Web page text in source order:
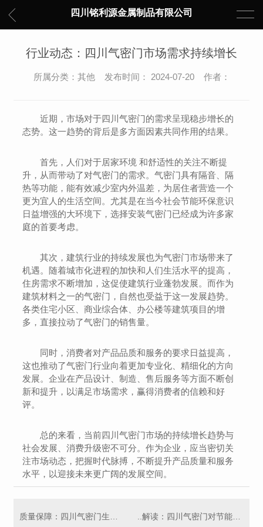
四川铭利源金属制品有限公司
行业动态：四川气密门市场需求持续增长
所属分类：其他 发布时间： 2024-07-20 作者：
近期，市场对于四川气密门的需求呈现稳步增长的
态势。这一趋势的背后是多方面因素共同作用的结果。
首先，人们对于居家环境 和舒适性的关注不断提
升，从而带动了对气密门的需求。气密门具有隔音、隔
热等功能，能有效减少室内外温差，为居住者营造一个
更为宜人的生活空间。尤其是在当今社会节能环保意识
日益增强的大环境下，选择安装气密门已经成为许多家
庭的首要考虑。
其次，建筑行业的持续发展也为气密门市场带来了
机遇。随着城市化进程的加快和人们生活水平的提高，
住房需求不断增加，这促使建筑行业蓬勃发展。而作为
建筑材料之一的气密门，自然也受益于这一发展趋势。
各类住宅小区、商业综合体、办公楼等建筑项目的增
多，直接拉动了气密门的销售量。
同时，消费者对产品品质和服务的要求日益提高，
这也推动了气密门行业向着更加专业化、精细化的方向
发展。企业在产品设计、制造、售后服务等方面不断创
新和提升，以满足市场需求，赢得消费者的信赖和好
评。
总的来看，当前四川气密门市场的持续增长趋势与
社会发展、消费升级密不可分。作为企业，应当密切关
注市场动态，把握时代脉搏，不断提升产品质量和服务
水平，以迎接未来更广阔的发展空间。